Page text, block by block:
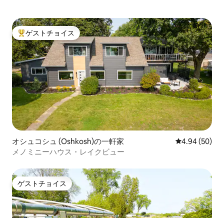
大好評のゲストチョイスです。
ゲストチョイス
オシュコシュ (Oshkosh)の一軒家 レビュー50
4.94 (50)
メノミニーハウス・レイクビュー
ゲストチョイス
ゲストチョイス